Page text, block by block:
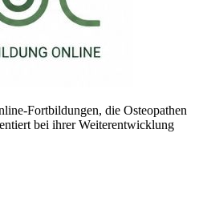
Fortbildungen, die Osteopathen
bei ihrer Weiterentwicklung